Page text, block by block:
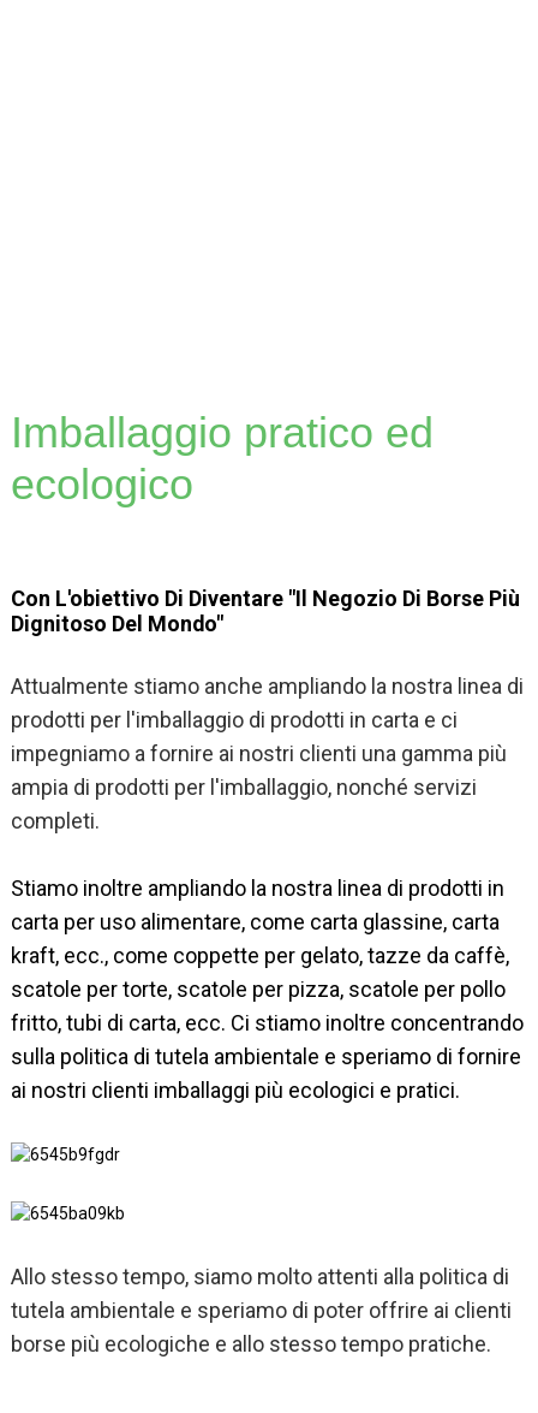
Imballaggio pratico ed
ecologico
Con L'obiettivo Di Diventare "il Negozio Di Borse Più
Dignitoso Del Mondo"
Attualmente stiamo anche ampliando la nostra linea di
prodotti per l'imballaggio di prodotti in carta e ci
impegniamo a fornire ai nostri clienti una gamma più
ampia di prodotti per l'imballaggio, nonché servizi
completi.
Stiamo inoltre ampliando la nostra linea di prodotti in
carta per uso alimentare, come carta glassine, carta
kraft, ecc., come coppette per gelato, tazze da caffè,
scatole per torte, scatole per pizza, scatole per pollo
fritto, tubi di carta, ecc. Ci stiamo inoltre concentrando
sulla politica di tutela ambientale e speriamo di fornire
ai nostri clienti imballaggi più ecologici e pratici.
Allo stesso tempo, siamo molto attenti alla politica di
tutela ambientale e speriamo di poter offrire ai clienti
borse più ecologiche e allo stesso tempo pratiche.